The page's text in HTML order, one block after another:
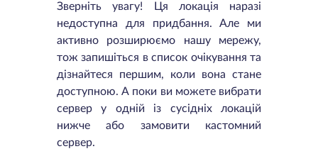
Зверніть увагу! Ця локація наразі
недоступна для придбання. Але ми
активно розширюємо нашу мережу,
тож запишіться в список очікування та
дізнайтеся першим, коли вона стане
доступною. А поки ви можете вибрати
сервер у одній із сусідніх локацій
нижче або замовити кастомний
сервер.